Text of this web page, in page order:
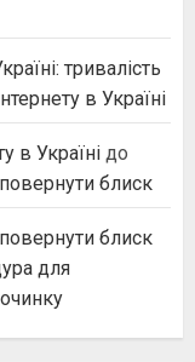
тривалість
в Україні
в Україні до
блиск
блиск
для